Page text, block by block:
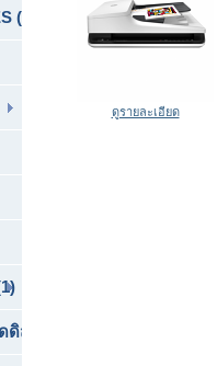
ดูรายละเอียด
(6)
สก์สำหรับ SERVER ) (10)